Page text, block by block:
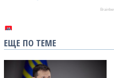
ЕЩЕ ПО ТЕМЕ